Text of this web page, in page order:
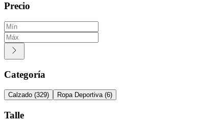
Precio
Categoría
Calzado (329) Ropa Deportiva (6)
Talle